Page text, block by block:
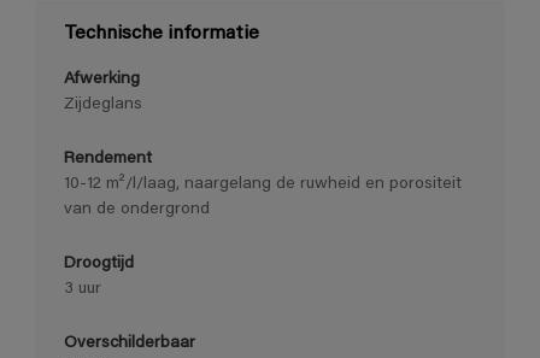
Technische informatie
Afwerking
Zijdeglans
Rendement
10-12 m²/l/laag, naargelang de ruwheid en porositeit
van de ondergrond
Droogtijd
3 uur
Overschilderbaar